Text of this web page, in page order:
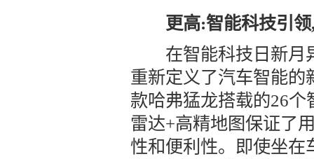
更高:智能科技引
在智能科技日新月异
重新定义了汽车智能的
款哈弗猛龙搭载的26
雷达+高精地图保证了
性和便利性。即使坐在